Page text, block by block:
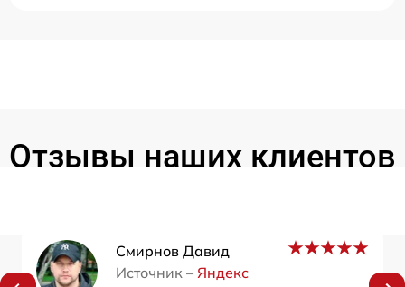
Отзывы наших клиентов
Смирнов Давид
Источник – Яндекс